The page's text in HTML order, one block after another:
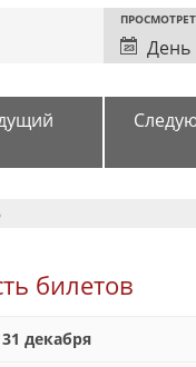
ViewsДень
билетов
31 декабря